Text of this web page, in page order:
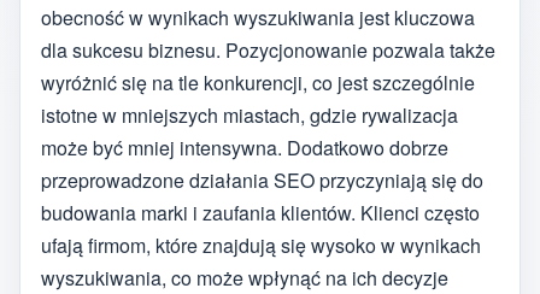
obecność w wynikach wyszukiwania jest kluczowa
dla sukcesu biznesu. Pozycjonowanie pozwala także
wyróżnić się na tle konkurencji, co jest szczególnie
istotne w mniejszych miastach, gdzie rywalizacja
może być mniej intensywna. Dodatkowo dobrze
przeprowadzone działania SEO przyczyniają się do
budowania marki i zaufania klientów. Klienci często
ufają firmom, które znajdują się wysoko w wynikach
wyszukiwania, co może wpłynąć na ich decyzje